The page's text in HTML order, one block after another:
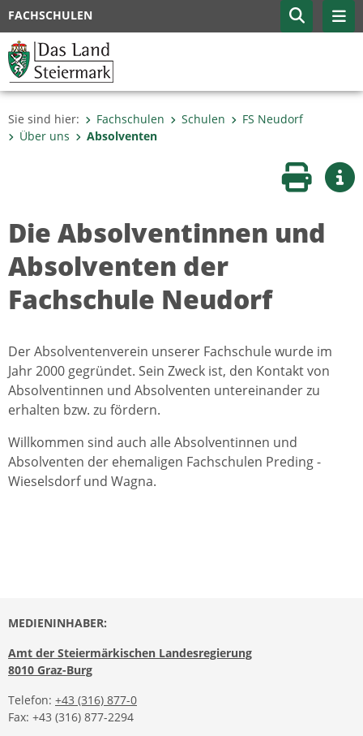
FACHSCHULEN
Sie sind hier: Fachschulen Schulen
FS Neudorf
Über uns
Absolventen
Seite
Die Absolventinnen und
Absolventen der
Fachschule Neudorf
Der Absolventenverein unserer Fachschule wurde im
Jahr 2000 gegründet. Sein Zweck ist, den Kontakt von
Absolventinnen und Absolventen untereinander zu
erhalten bzw. zu fördern.
Willkommen sind auch alle Absolventinnen und
Absolventen der ehemaligen Fachschulen Preding -
Wieselsdorf und Wagna.
MEDIENINHABER:
Amt der Steiermärkischen Landesregierung
8010 Graz-Burg
Telefon: +43 (316) 877-0
Fax: +43 (316) 877-2294